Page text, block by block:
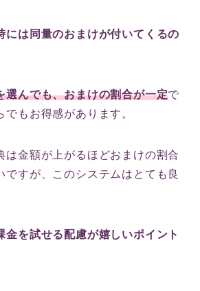
には同量のおまけが付いてくるの
選んでも、おまけの割合が一定で
もお得感があります。
は金額が上がるほどおまけの割合
ですが、このシステムはとても良
金を試せる配慮が嬉しいポイント